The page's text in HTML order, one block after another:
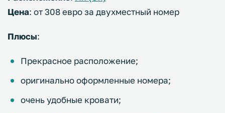
Цена: от 308 евро за двухместный номер
Плюсы:
Прекрасное расположение;
оригинально оформленные номера;
очень удобные кровати;